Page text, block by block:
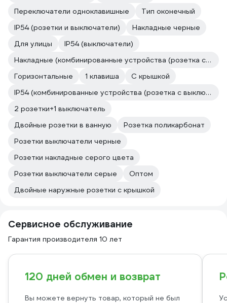
Переключатели одноклавишные
Тип оконечный
IP54 (розетки и выключатели)
Накладные черные
Для улицы
IP54 (выключатели)
Накладные (комбинированные устройства (розетка с выключателем))
Горизонтальные
1 клавиша
С крышкой
IP54 (комбинированные устройства (розетка с выключателем))
2 розетки+1 выключатель
Двойные розетки в ванную
Розетка поликарбонат
Розетки выключатели черные
Розетки накладные серого цвета
Розетки выключатели серые
Оптом
Двойные наружные розетки с крышкой
Сервисное обслуживание
Гарантия производителя 10 лет
120 дней обмен и возврат
Вы можете вернуть товар, который не был